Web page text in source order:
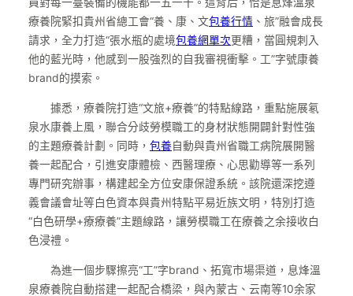
療養院緊扣貴州省總工會“養、康、文包養行情 、旅”融會成長
請求，全力打造“張水瓶的處境包養網單次更糟，當圓規刺入
他的藍光時，他感到一股強烈的自我審視衝擊。工”字號康養
brand的摸索。
據悉，療養院打造“文旅+療養”的特點線路，重點施展氡
泉水康養上風，聯合分歧勞模職工的身材狀態開闢針對性強
的主題療養計劃。同時， 包養自動與貴州省職工病院展開醫
養一起配合，引進安康體檢、西醫理療、心思勸導等一系列
專門研究辦事，構建起全方位安康保證系統。該院還深挖遵
義會議會址等白色資本與貴州特點平易近族文明，特別打造
“白色研學+療療養”主題線路，讓勞模職工在療養之余接收白
色浸禮。
為進一個步驟擦亮“工”字brand、拓寬市場渠道，息烽溫
泉療養院自動搭建一起配合橋梁，與內蒙古、云南等10余家